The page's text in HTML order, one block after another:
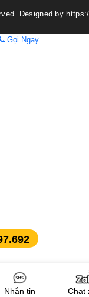
Designed by
Gọi Ngay
Nhắn tin Chat